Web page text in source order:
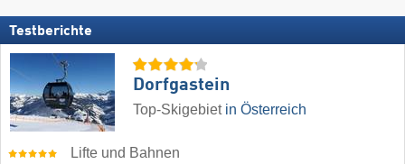
Testberichte
Dorfgastein
Top-Skigebiet in Österreich
Lifte und Bahnen